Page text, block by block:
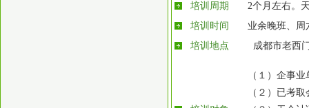
培训周期
2个月左右。
培训时间
业余晚班、周
培训地点
成都市老西
（１）企事
（２）已考